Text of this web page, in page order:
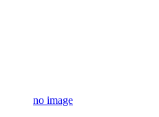
no image